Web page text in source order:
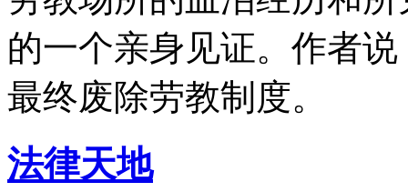
的一个亲身见证。作者
最终废除劳教制度。
法律天地